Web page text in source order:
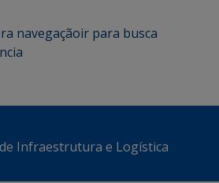
navegaçãoir para busca
Infraestrutura e Logística